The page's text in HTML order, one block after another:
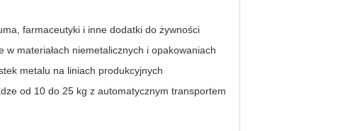
farmaceutyki i inne dodatki do żywności
materiałach niemetalicznych i opakowaniach
metalu na liniach produkcyjnych
od 10 do 25 kg z automatycznym transportem